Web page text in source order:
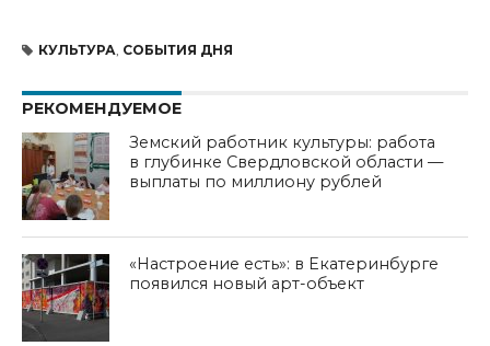
КУЛЬТУРА СОБЫТИЯ ДНЯ
РЕКОМЕНДУЕМОЕ
Земский работник культуры: работа
в глубинке Свердловской области —
выплаты по миллиону рублей
«Настроение есть»: в Екатеринбурге
появился новый арт-объект